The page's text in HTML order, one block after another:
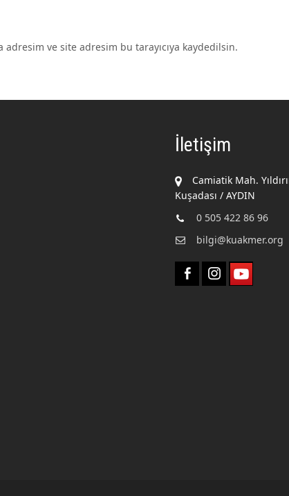
adresim ve site adresim bu tarayıcıya kaydedilsin.
İletişim
Camiatik Mah.
Kuşadası / AYDIN
0 505 422 86 96
bilgi@kuakmer.org